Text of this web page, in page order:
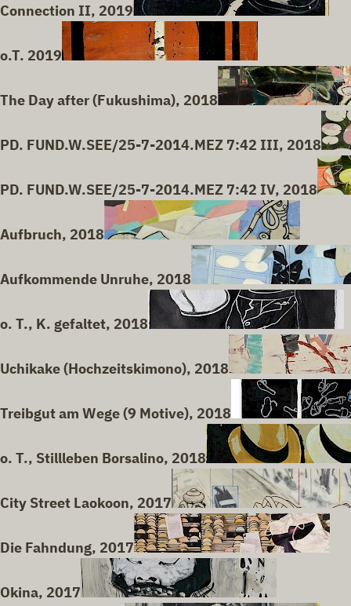
Connection II, 2019
o.T. 2019
The Day after (Fukushima), 2018
PD. FUND.W.SEE/25-7-2014.MEZ 7:42 III, 2018
PD. FUND.W.SEE/25-7-2014.MEZ 7:42 IV, 2018
Aufbruch, 2018
Aufkommende Unruhe, 2018
o. T., K. gefaltet, 2018
Uchikake (Hochzeitskimono), 2018
Treibgut am Wege (9 Motive), 2018
o. T., Stillleben Borsalino, 2018
City Street Laokoon, 2017
Die Fahndung, 2017
Okina, 2017